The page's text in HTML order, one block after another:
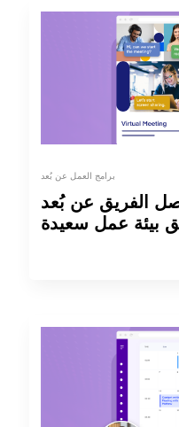
برامج العمل عن بُعد
الفريق عن بُعد
بيئة عمل سعيدة